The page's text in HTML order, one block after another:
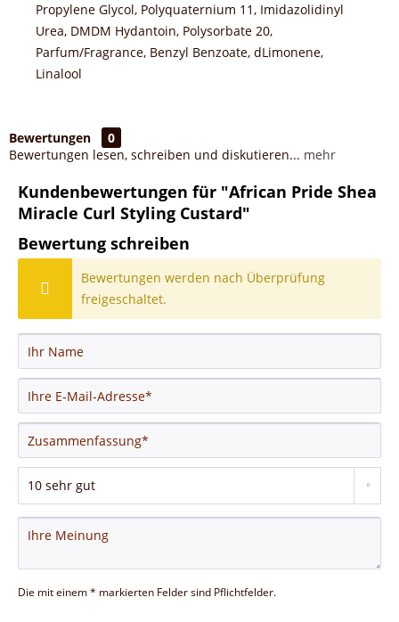
Propylene Glycol, Polyquaternium 11, Imidazolidinyl
Urea, DMDM Hydantoin, Polysorbate 20,
Parfum/Fragrance, Benzyl Benzoate, dLimonene,
Linalool
Bewertungen
0
Bewertungen lesen, schreiben und diskutieren... mehr
Kundenbewertungen für "African Pride Shea
Miracle Curl Styling Custard"
Bewertung schreiben
Bewertungen werden nach Überprüfung
freigeschaltet.
Die mit einem * markierten Felder sind Pflichtfelder.